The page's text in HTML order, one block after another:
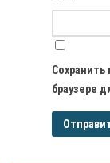
Сохранить
браузере